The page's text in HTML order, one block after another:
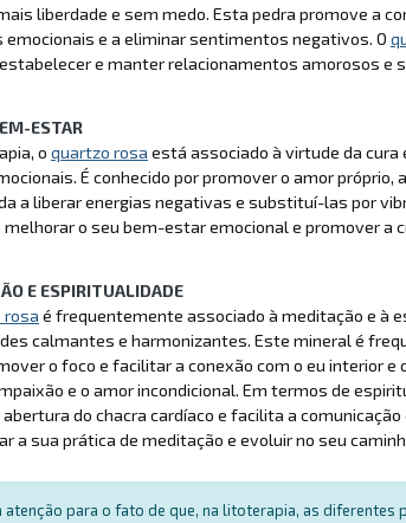
liberdade e sem medo. Esta pedra promove a
emocionais e a eliminar sentimentos negativos. O
e manter relacionamentos amorosos e
ESTAR
o quartzo rosa está associado à virtude da cura
É conhecido por promover o amor
a liberar energias negativas e substituí-las por
o seu bem-estar emocional e promover a
E ESPIRITUALIDADE
rosa é frequentemente associado à meditação e à
calmantes e harmonizantes. Este mineral é
o foco e facilitar a conexão com o eu interior e
e o amor incondicional. Em termos de
do chacra cardíaco e facilita a
a sua prática de meditação e evoluir no seu
atenção para o fato de que, na litoterapia, as